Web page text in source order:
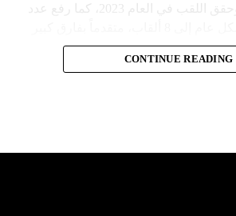
الدولية بعد أن سبق وحقق اللقب في العام 2023، كما رفع عدد
مهرام الإيراني الذي حقق لقبين في
مايتي سبورت الفيليبيني الذي حقق لقباً
CONTINUE READING